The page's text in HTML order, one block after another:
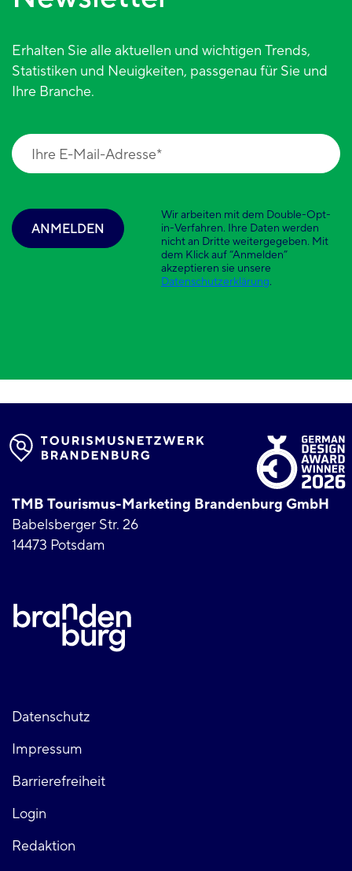
Erhalten Sie alle aktuellen und wichtigen Trends,
Statistiken und Neuigkeiten, passgenau für Sie und
Ihre Branche.
Wir arbeiten mit dem Double-Opt-
in-Verfahren. Ihre Daten werden
nicht an Dritte weitergegeben. Mit
dem Klick auf “Anmelden”
akzeptieren sie unsere
Datenschutzerklärung.
ANMELDEN
TMB Tourismus-Marketing Brandenburg GmbH
Babelsberger Str. 26
14473 Potsdam
Fußzeile
links
Datenschutz
Impressum
Barrierefreiheit
Login
Fußzeile
Redaktion